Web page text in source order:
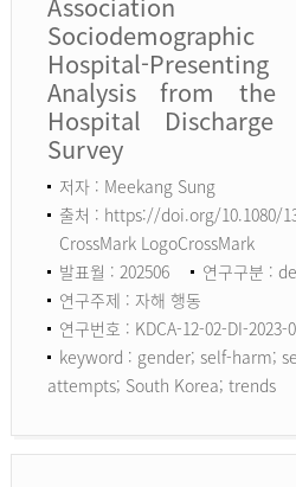
Hospital-
Analysis from the
Hospital
Survey
저자 : Meekang Sung
출처 : https://doi.org/10.1080/
CrossMark LogoCrossMark
발표월 : 202506
연구구분 :
연구주제 : 자해 행동
연구번호 : KDCA-12-02-DI-2023-
keyword : gender; self-harm;
attempts; South Korea; trends